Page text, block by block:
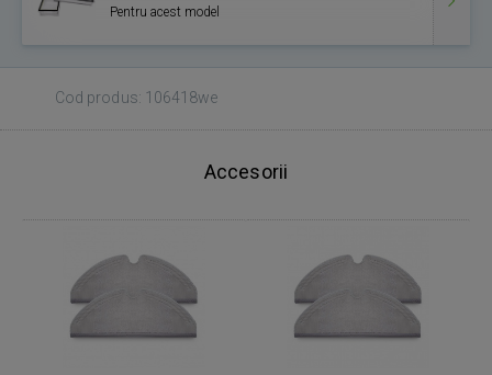
Pentru acest model
Cod produs: 106418we
Accesorii